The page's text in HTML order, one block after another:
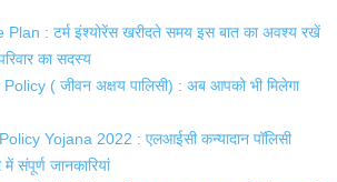
: टर्म इंश्योरेंस खरीदते समय इस बात का अवश्य रखें
का सदस्य
( जीवन अक्षय पालिसी) : अब आपको भी मिलेगा
Yojana 2022 : एलआईसी कन्यादान पॉलिसी
संपूर्ण जानकारियां